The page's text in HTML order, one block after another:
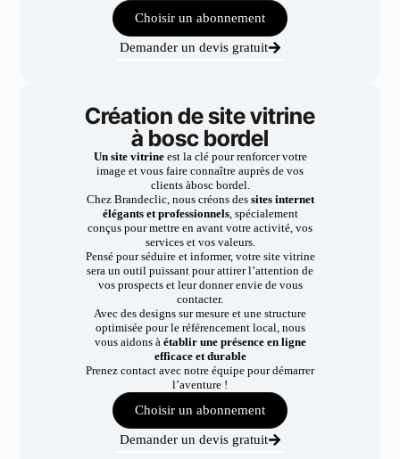
Choisir un abonnement
Demander un devis gratuit
Création de site vitrine
à bosc bordel
Un site vitrineest la clé pour renforcer votre
image et vous faire connaître auprès de vos
clients àbosc bordel.
Chez Brandeclic, nous créons dessites internet
élégants et professionnels, spécialement
conçus pour mettre en avant votre activité, vos
services et vos valeurs.
Pensé pour séduire et informer, votre site vitrine
sera un outil puissant pour attirer l’attention de
vos prospects et leur donner envie de vous
contacter.
Avec des designs sur mesure et une structure
optimisée pour le référencement local, nous
vous aidons à établir une présence en ligne
efficace et durable
Prenez contact avec notre équipe pour démarrer
l’aventure !
Choisir un abonnement
Demander un devis gratuit